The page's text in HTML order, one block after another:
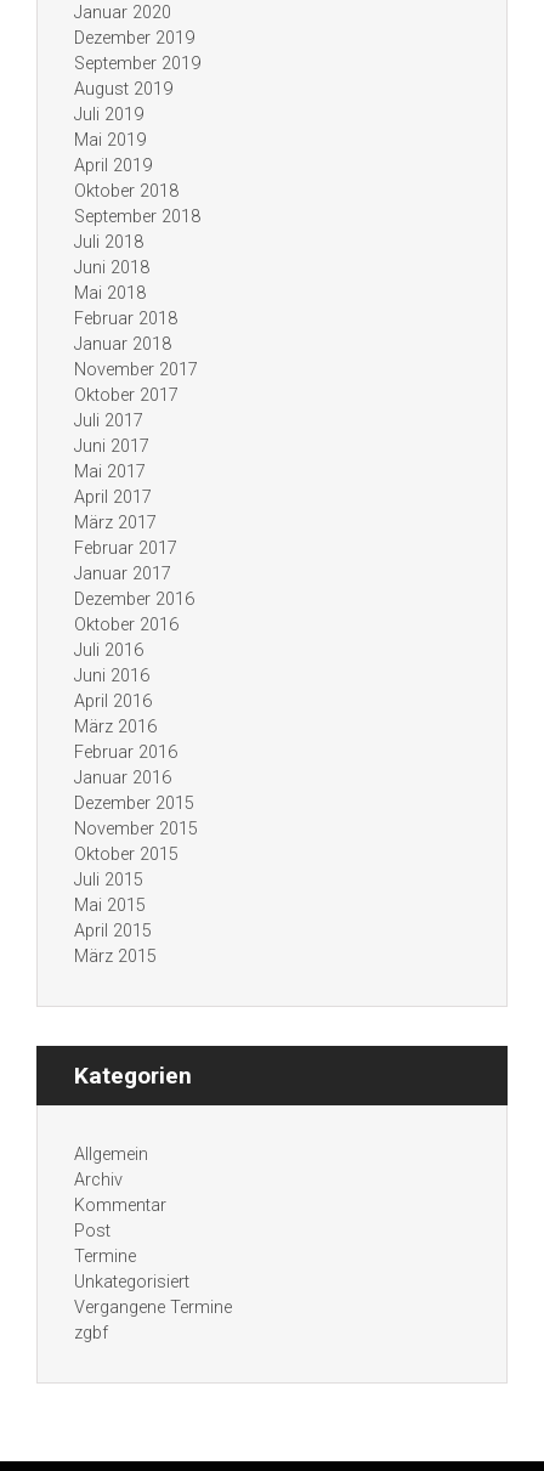
Januar 2020
Dezember 2019
September 2019
August 2019
Juli 2019
Mai 2019
April 2019
Oktober 2018
September 2018
Juli 2018
Juni 2018
Mai 2018
Februar 2018
Januar 2018
November 2017
Oktober 2017
Juli 2017
Juni 2017
Mai 2017
April 2017
März 2017
Februar 2017
Januar 2017
Dezember 2016
Oktober 2016
Juli 2016
Juni 2016
April 2016
März 2016
Februar 2016
Januar 2016
Dezember 2015
November 2015
Oktober 2015
Juli 2015
Mai 2015
April 2015
März 2015
Kategorien
Allgemein
Archiv
Kommentar
Post
Termine
Unkategorisiert
Vergangene Termine
zgbf